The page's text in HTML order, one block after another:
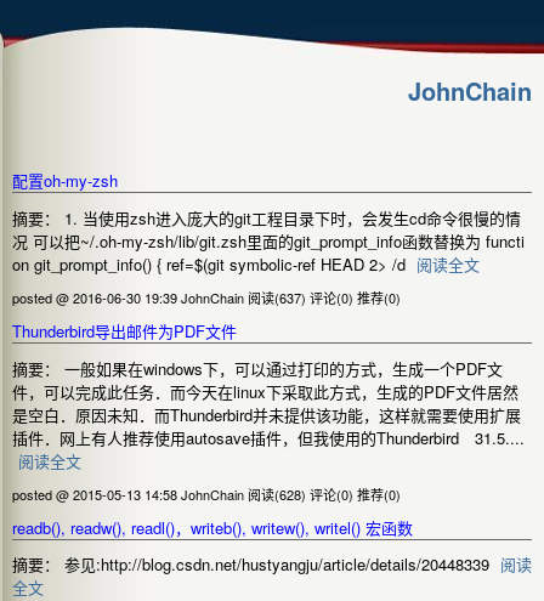
JohnChain
配置oh-my-zsh
摘要： 1. 当使用zsh进入庞大的git工程目录下时，会发生cd命令很慢的情
况 可以把~/.oh-my-zsh/lib/git.zsh里面的git_prompt_info函数替换为 functi
on git_prompt_info() { ref=$(git symbolic-ref HEAD 2> /d 阅读全文
posted @ 2016-06-30 19:39 JohnChain 阅读(637) 评论(0) 推荐(0)
Thunderbird导出邮件为PDF文件
摘要： 一般如果在windows下，可以通过打印的方式，生成一个PDF文
件，可以完成此任务．而今天在linux下采取此方式，生成的PDF文件居然
是空白．原因未知．而Thunderbird并未提供该功能，这样就需要使用扩展
插件．网上有人推荐使用autosave插件，但我使用的Thunderbird 31.5....
阅读全文
posted @ 2015-05-13 14:58 JohnChain 阅读(628) 评论(0) 推荐(0)
readb(), readw(), readl()，writeb(), writew(), writel() 宏函数
摘要： 参见:http://blog.csdn.net/hustyangju/article/details/20448339 阅读
全文